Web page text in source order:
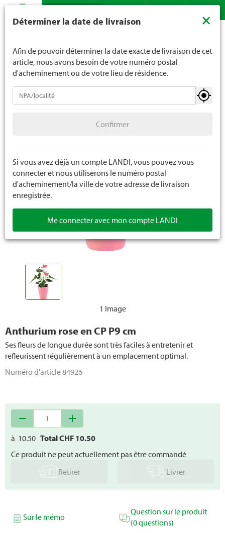
Recherche
1 Image
Anthurium rose en CP P9 cm
Ses fleurs de longue durée sont très faciles à entretenir et
refleurissent régulièrement à un emplacement optimal.
Numéro d'article84926
remove add
à 10.50 Total CHF 10.50
Ce produit ne peut actuellement pas être commandé
Retirer
Livrer
Sur le mémo
Question sur le produit
(0 questions)
Plantes d'intérieur
Plantes de chambre
Arrangements
Plantes artificielles
Déterminer la date de livraison ×
Afin de pouvoir déterminer la date exacte de livraison de cet
article, nous avons besoin de votre numéro postal
d'acheminement ou de votre lieu de résidence.
Confirmer
Si vous avez déjà un compte LANDI, vous pouvez vous
connecter et nous utiliserons le numéro postal
d'acheminement/la ville de votre adresse de livraison
enregistrée.
Me connecter avec mon compte LANDI
moins de 16 ans. La limite d'âge est de 18 ans pour les
nous indiquez votre âge de manière contraignante.